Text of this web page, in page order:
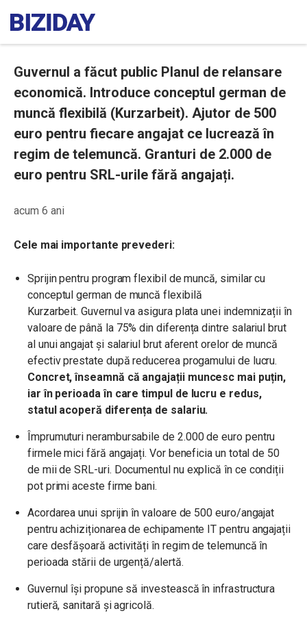
Guvernul a făcut public Planul de relansare
economică. Introduce conceptul german de
muncă flexibilă (Kurzarbeit). Ajutor de 500
euro pentru fiecare angajat ce lucrează în
regim de telemuncă. Granturi de 2.000 de
euro pentru SRL-urile fără angajați.
acum 6 ani
Cele mai importante prevederi:
Sprijin pentru program flexibil de muncă, similar cu
conceptul german de muncă flexibilă
Kurzarbeit. Guvernul va asigura plata unei indemnizații în
valoare de până la 75% din diferența dintre salariul brut
al unui angajat și salariul brut aferent orelor de muncă
efectiv prestate după reducerea progamului de lucru.
Concret, înseamnă că angajații muncesc mai puțin,
iar în perioada în care timpul de lucru e redus,
statul acoperă diferența de salariu.
Împrumuturi nerambursabile de 2.000 de euro pentru
firmele mici fără angajați. Vor beneficia un total de 50
de mii de SRL-uri. Documentul nu explică în ce condiții
pot primi aceste firme bani.
Acordarea unui sprijin în valoare de 500 euro/angajat
pentru achiziționarea de echipamente IT pentru angajații
care desfășoară activități în regim de telemuncă în
perioada stării de urgență/alertă.
Guvernul își propune să investească în infrastructura
rutieră, sanitară și agricolă.